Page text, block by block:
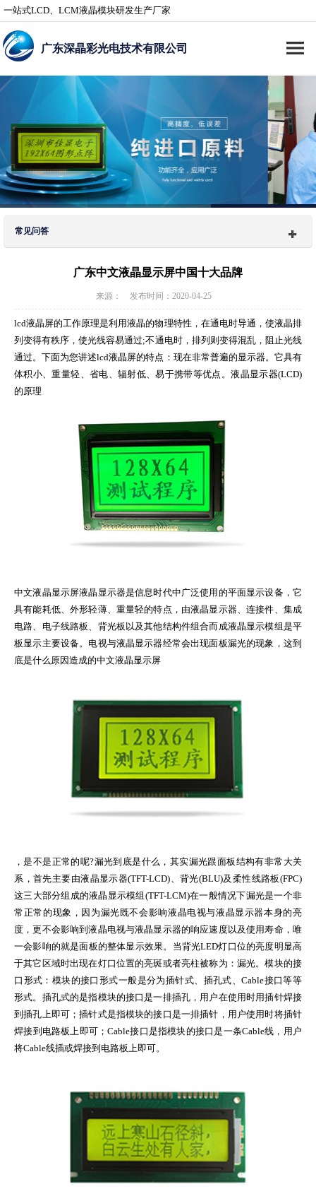
一站式LCD、LCM液晶模块研发生产厂家
广东深晶彩光电技术有限公司
常见问答
广东中文液晶显示屏中国十大品牌
来源： 发布时间：2020-04-25
lcd液晶屏的工作原理是利用液晶的物理特性，在通电时导通，使液晶排
列变得有秩序，使光线容易通过;不通电时，排列则变得混乱，阻止光线
通过。下面为您讲述lcd液晶屏的特点：现在非常普遍的显示器。它具有
体积小、重量轻、省电、辐射低、易于携带等优点。液晶显示器(LCD)
的原理
中文液晶显示屏液晶显示器是信息时代中广泛使用的平面显示设备，它
具有能耗低、外形轻薄、重量轻的特点，由液晶显示器、连接件、集成
电路、电子线路板、背光板以及其他结构件组合而成液晶显示模组是平
板显示主要设备。电视与液晶显示器经常会出现面板漏光的现象，这到
底是什么原因造成的中文液晶显示屏
，是不是正常的呢?漏光到底是什么，其实漏光跟面板结构有非常大关
系，首先主要由液晶显示器(TFT-LCD)、背光(BLU)及柔性线路板(FPC)
这三大部分组成的液晶显示模组(TFT-LCM)在一般情况下漏光是一个非
常正常的现象，因为漏光既不会影响液晶电视与液晶显示器本身的亮
度，更不会影响到液晶电视与液晶显示器的响应速度以及使用寿命，唯
一会影响的就是面板的整体显示效果。当背光LED灯口位的亮度明显高
于其它区域时出现在灯口位置的亮斑或者亮柱被称为：漏光。模块的接
口形式：模块的接口形式一般是分为插针式、插孔式、Cable接口等等
形式。插孔式的是指模块的接口是一排插孔，用户在使用时用插针焊接
到插孔上即可；插针式是指模块的接口是一排插针，用户使用时将插针
焊接到电路板上即可；Cable接口是指模块的接口是一条Cable线，用户
将Cable线插或焊接到电路板上即可。